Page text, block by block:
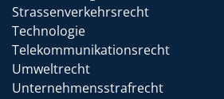
Strassenverkehrsrecht
Technologie
Telekommunikationsrecht
Umweltrecht
Unternehmensstrafrecht